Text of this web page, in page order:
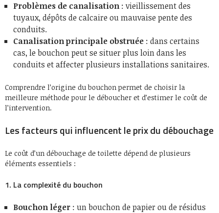
Problèmes de canalisation : vieillissement des
tuyaux, dépôts de calcaire ou mauvaise pente des
conduits.
Canalisation principale obstruée : dans certains
cas, le bouchon peut se situer plus loin dans les
conduits et affecter plusieurs installations sanitaires.
Comprendre l’origine du bouchon permet de choisir la
meilleure méthode pour le déboucher et d’estimer le coût de
l’intervention.
Les facteurs qui influencent le prix du débouchage
Le coût d’un débouchage de toilette dépend de plusieurs
éléments essentiels :
1. La complexité du bouchon
Bouchon léger : un bouchon de papier ou de résidus